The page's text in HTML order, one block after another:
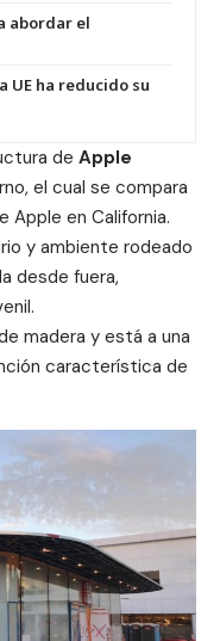
abordar el
UE ha reducido su
de Apple
el cual se compara
Apple en California.
y ambiente rodeado
desde fuera,
madera y está a una
característica de